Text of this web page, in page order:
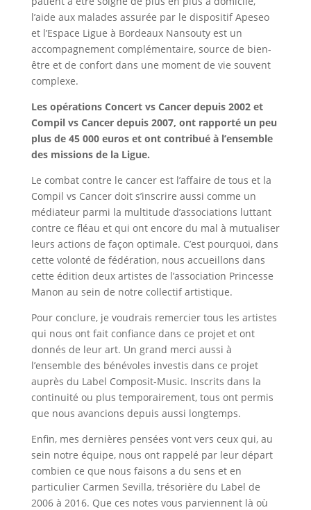
l’aide aux malades assurée par le dispositif Apeseo
et l’Espace Ligue à Bordeaux Nansouty est un
accompagnement complémentaire, source de bien-
être et de confort dans une moment de vie souvent
complexe.
Les opérations Concert vs Cancer depuis 2002 et
Compil vs Cancer depuis 2007, ont rapporté un peu
plus de 45 000 euros et ont contribué à l’ensemble
des missions de la Ligue.
Le combat contre le cancer est l’affaire de tous et la
Compil vs Cancer doit s’inscrire aussi comme un
médiateur parmi la multitude d’associations luttant
contre ce fléau et qui ont encore du mal à mutualiser
leurs actions de façon optimale. C’est pourquoi, dans
cette volonté de fédération, nous accueillons dans
cette édition deux artistes de l’association Princesse
Manon au sein de notre collectif artistique.
Pour conclure, je voudrais remercier tous les artistes
qui nous ont fait confiance dans ce projet et ont
donnés de leur art. Un grand merci aussi à
l’ensemble des bénévoles investis dans ce projet
auprès du Label Composit-Music. Inscrits dans la
continuité ou plus temporairement, tous ont permis
que nous avancions depuis aussi longtemps.
Enfin, mes dernières pensées vont vers ceux qui, au
sein notre équipe, nous ont rappelé par leur départ
combien ce que nous faisons a du sens et en
particulier Carmen Sevilla, trésorière du Label de
2006 à 2016. Que ces notes vous parviennent là où